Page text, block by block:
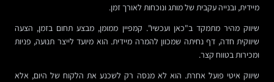
מיידית, ובנייה עקבית של מותג ונוכחות לאורך זמן.
שיווק מהיר מתמקד ב"כאן ועכשיו". קמפיין ממומן, מבצע תחום בזמן, הצעה
שיווקית חדה, דף נחיתה שמכוון להמרה מיידית. הוא מיועד לייצר תנועה, פניות
ומכירות בטווח קצר.
שיווק איטי פועל אחרת. הוא לא מנסה רק לשכנע את הלקוח של היום, אלא